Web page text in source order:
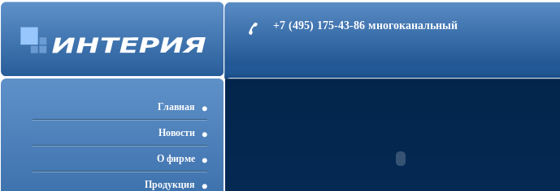
+7 (495) 175-43-86 многоканальный
Главная
Новости
О фирме
Продукция